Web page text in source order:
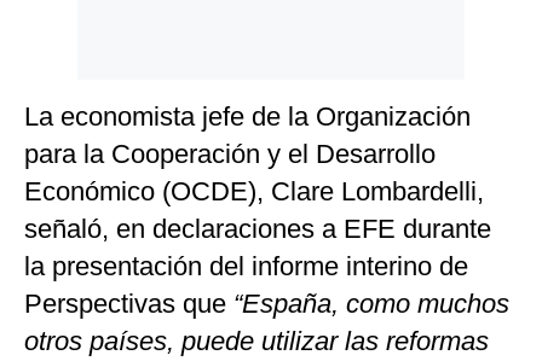
La economista jefe de la Organización
para la Cooperación y el Desarrollo
Económico (OCDE), Clare Lombardelli,
señaló, en declaraciones a EFE durante
la presentación del informe interino de
Perspectivas que “España, como muchos
otros países, puede utilizar las reformas